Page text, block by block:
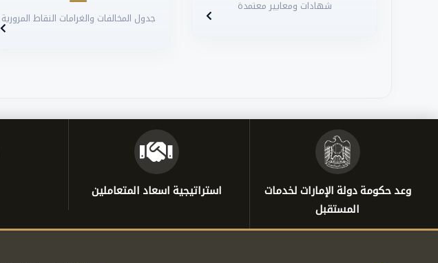
شهادات ومعايير معتمدة
جدول المخالفات والغرامات النقاط المرورية
وعد حكومة دولة الإمارات لخدمات
المستقبل
استراتيجية اسعاد المتعاملين